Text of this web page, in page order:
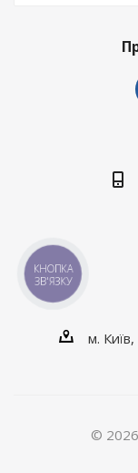
м.
© 2026
КНОПКА
ЗВ'ЯЗКУ